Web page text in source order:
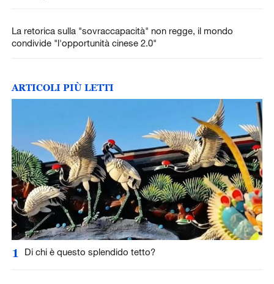
La retorica sulla "sovraccapacità" non regge, il mondo
condivide "l'opportunità cinese 2.0"
ARTICOLI PIÙ LETTI
1 Di chi è questo splendido tetto?